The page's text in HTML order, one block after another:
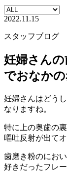
2022.11.15
スタッフブログ
妊婦さん
でおなか
妊婦さんはどう
なりますね。
特に上の奥歯の
嘔吐反射が出て
歯磨き粉のにお
好きだったフレ